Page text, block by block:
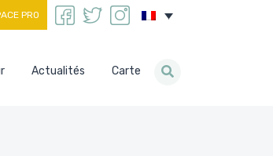
PRO
Actualités Carte